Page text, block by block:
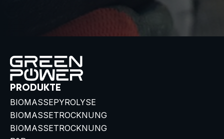
PRODUKTE
BIOMASSEPYROLYSE
BIOMASSETROCKNUNG
BIOMASSETROCKNUNG